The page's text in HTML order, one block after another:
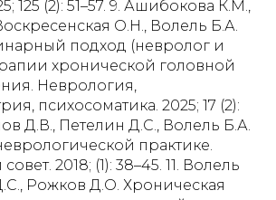
125 (2): 51–57. 9. Ашибокова К.М.,
О.Н., Волель Б.А.
подход (невролог и
хронической головной
Неврология,
психосоматика. 2025; 17 (2):
Д.В., Петелин Д.С., Волель Б.А.
практике.
2018; (1): 38–45. 11. Волель
Рожков Д.О. Хроническая